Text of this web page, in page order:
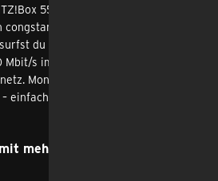
5530 Fiber ist ausschließlich in
Zuhause Glasfaser-
du mit bis zu 1 Gbit/s im
s im Upload – schnell, stabil und
Monatlich kündbar und ohne
einfach anschließen, lossurfen, fertig.
mehr Bonus